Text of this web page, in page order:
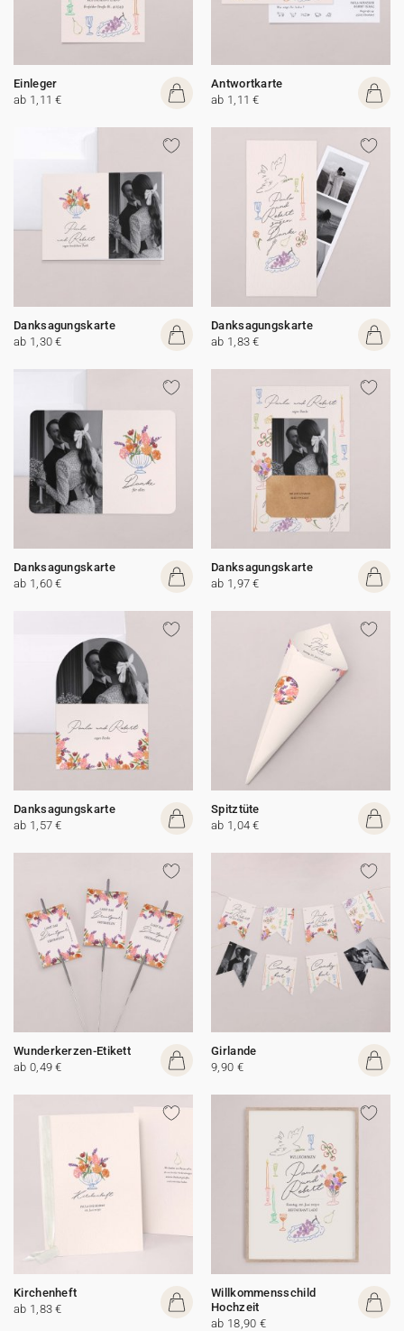
Einleger
ab 1,11 €
Antwortkarte
ab 1,11 €
Danksagungskarte
ab 1,30 €
Danksagungskarte
ab 1,83 €
Danksagungskarte
ab 1,60 €
Danksagungskarte
ab 1,97 €
Danksagungskarte
ab 1,57 €
Spitztüte
ab 1,04 €
Wunderkerzen-Etikett
ab 0,49 €
Girlande
9,90 €
Kirchenheft
ab 1,83 €
Willkommensschild
Hochzeit
ab 18,90 €